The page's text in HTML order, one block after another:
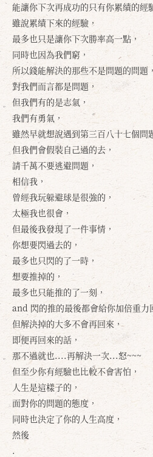
能讓你下次再成功的只有你累績的經
雖說累績下來的經驗，
最多也只是讓你下次勝率高一點，
同時也因為我們窮，
所以錢能解決的那些不是問題的問題，
對我們而言都是問題，
但我們有的是志氣，
我們有勇氣，
雖然早就想說遇到第三百八十七個問
但我們會假裝自己過的去，
請千萬不要逃避問題，
相信我，
曾經我玩躲避球是很強的，
太極我也很會，
但最後我發現了一件事情，
你想要閃過去的，
最多也只閃的了一時，
想要推掉的，
最多也只能推的了一刻，
and 閃的推的最後都會給你加倍重力
但解決掉的大多不會再回來，
即便再回來的話，
那不過就也....再解決一次...怒~~~
但至少你有經驗也比較不會害怕，
人生是這樣子的，
面對你的問題的態度，
同時也決定了你的人生高度，
然後
.